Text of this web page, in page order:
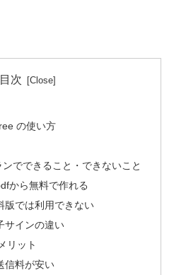
目次
の使い方
でできること・できないこと
から無料で作れる
版では利用できない
サインの違い
リット
信料が安い